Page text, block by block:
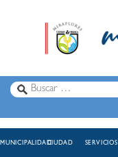
MUNICIPALIDADCIUDAD SERVICIOS